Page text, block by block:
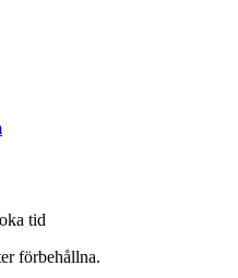
tid
förbehållna.